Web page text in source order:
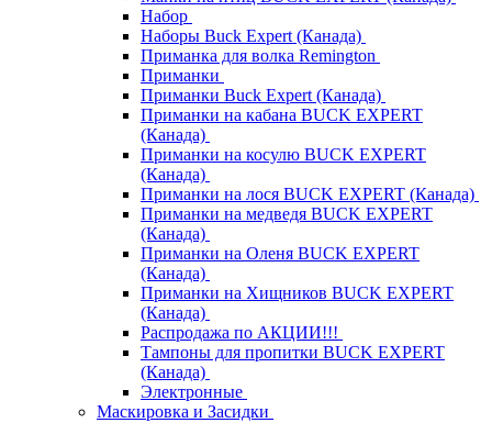
Набор
Наборы Buck Expert (Канада)
Приманка для волка Remington
Приманки
Приманки Buck Expert (Канада)
Приманки на кабана BUCK EXPERT
(Канада)
Приманки на косулю BUCK EXPERT
(Канада)
Приманки на лося BUCK EXPERT (Канада)
Приманки на медведя BUCK EXPERT
(Канада)
Приманки на Оленя BUCK EXPERT
(Канада)
Приманки на Хищников BUCK EXPERT
(Канада)
Распродажа по АКЦИИ!!!
Тампоны для пропитки BUCK EXPERT
(Канада)
Электронные
Маскировка и Засидки